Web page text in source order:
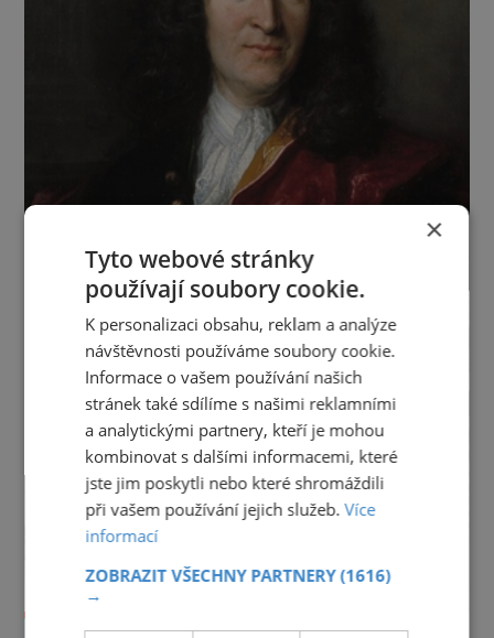
×
Tyto webové stránky
používají soubory cookie.
K personalizaci obsahu, reklam a analýze
návštěvnosti používáme soubory cookie.
Informace o vašem používání našich
stránek také sdílíme s našimi reklamními
a analytickými partnery, kteří je mohou
kombinovat s dalšími informacemi, které
jste jim poskytli nebo které shromáždili
při vašem používání jejich služeb.Více
informací
ZOBRAZIT VŠECHNY PARTNERY(1616)
→